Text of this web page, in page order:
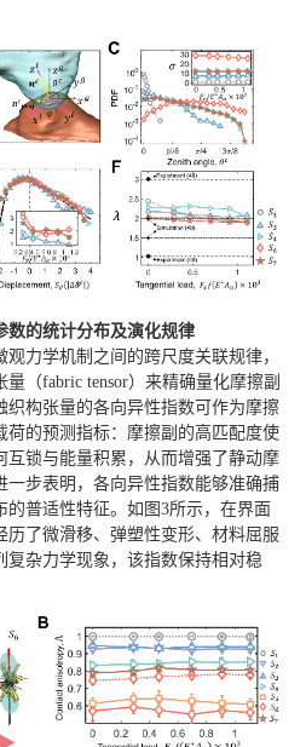
数的统计分布及演化规律
力学机制之间的跨尺度关联规律，
（fabric tensor）来精确量化摩擦副
织构张量的各向异性指数可作为摩擦
荷的预测指标：摩擦副的高匹配度使
互锁与能量积累，从而增强了静动摩
一步表明，各向异性指数能够准确捕
的普适性特征。如图3所示，在界面
历了微滑移、弹塑性变形、材料屈服
复杂力学现象，该指数保持相对稳